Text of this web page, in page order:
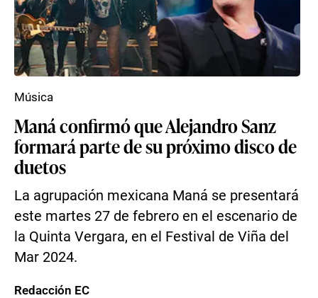
Maná confirmó que Alejandro Sanz
formará parte de su próximo disco de
duetos
La agrupación mexicana Maná se presentará
este martes 27 de febrero en el escenario de
la Quinta Vergara, en el Festival de Viña del
Mar 2024.
Música
Redacción EC